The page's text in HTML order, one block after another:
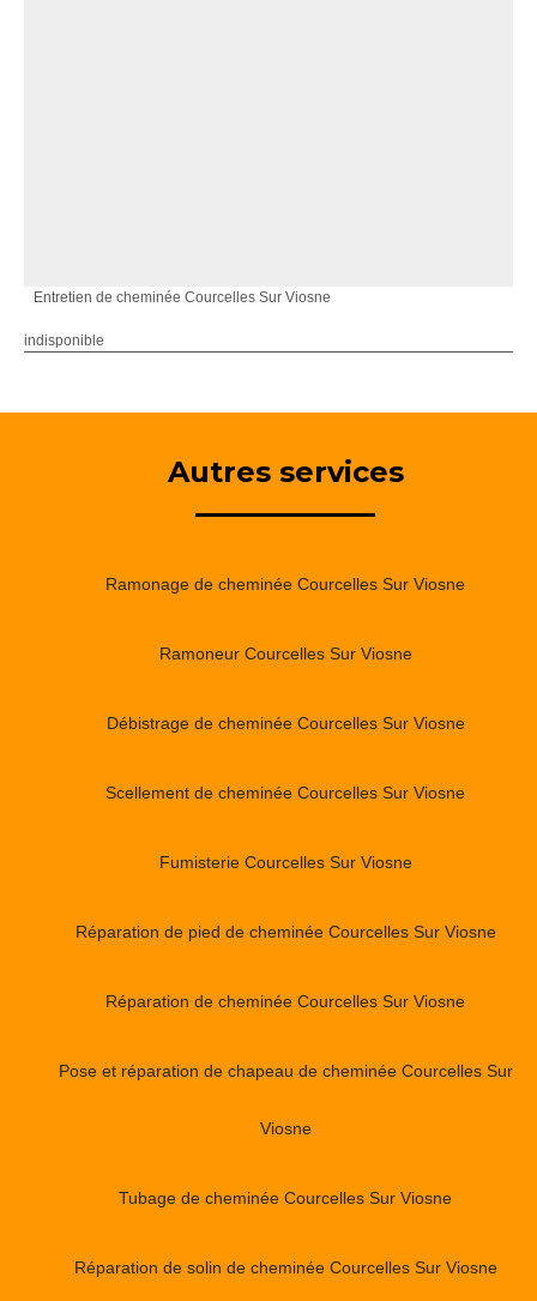
Entretien de cheminée Courcelles Sur Viosne
indisponible
Autres services
Ramonage de cheminée Courcelles Sur Viosne
Ramoneur Courcelles Sur Viosne
Débistrage de cheminée Courcelles Sur Viosne
Scellement de cheminée Courcelles Sur Viosne
Fumisterie Courcelles Sur Viosne
Réparation de pied de cheminée Courcelles Sur Viosne
Réparation de cheminée Courcelles Sur Viosne
Pose et réparation de chapeau de cheminée Courcelles Sur
Viosne
Tubage de cheminée Courcelles Sur Viosne
Réparation de solin de cheminée Courcelles Sur Viosne